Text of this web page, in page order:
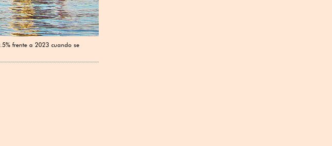
frente a 2023 cuando se